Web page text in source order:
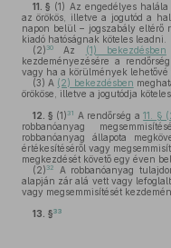
11. § (1) Az engedélyes halála
az örökös, illetve a jogutód a
napon belül – jogszabály
kiadó hatóságnak köteles leadni.
(2) 30 Az (1) bekezdésben
kezdeményezésére a
vagy ha a körülmények lehetővé
(3) A (2) bekezdésben
örököse, illetve a jogutódja
12. § (1)31 A rendőrség a11. §
robbanóanyag
robbanóanyag állapota
értékesítéséről vagy
megkezdését követő egy éven
(2) 32 A robbanóanyag
alapján zár alá vett vagy
vagy megsemmisítését
13. §33